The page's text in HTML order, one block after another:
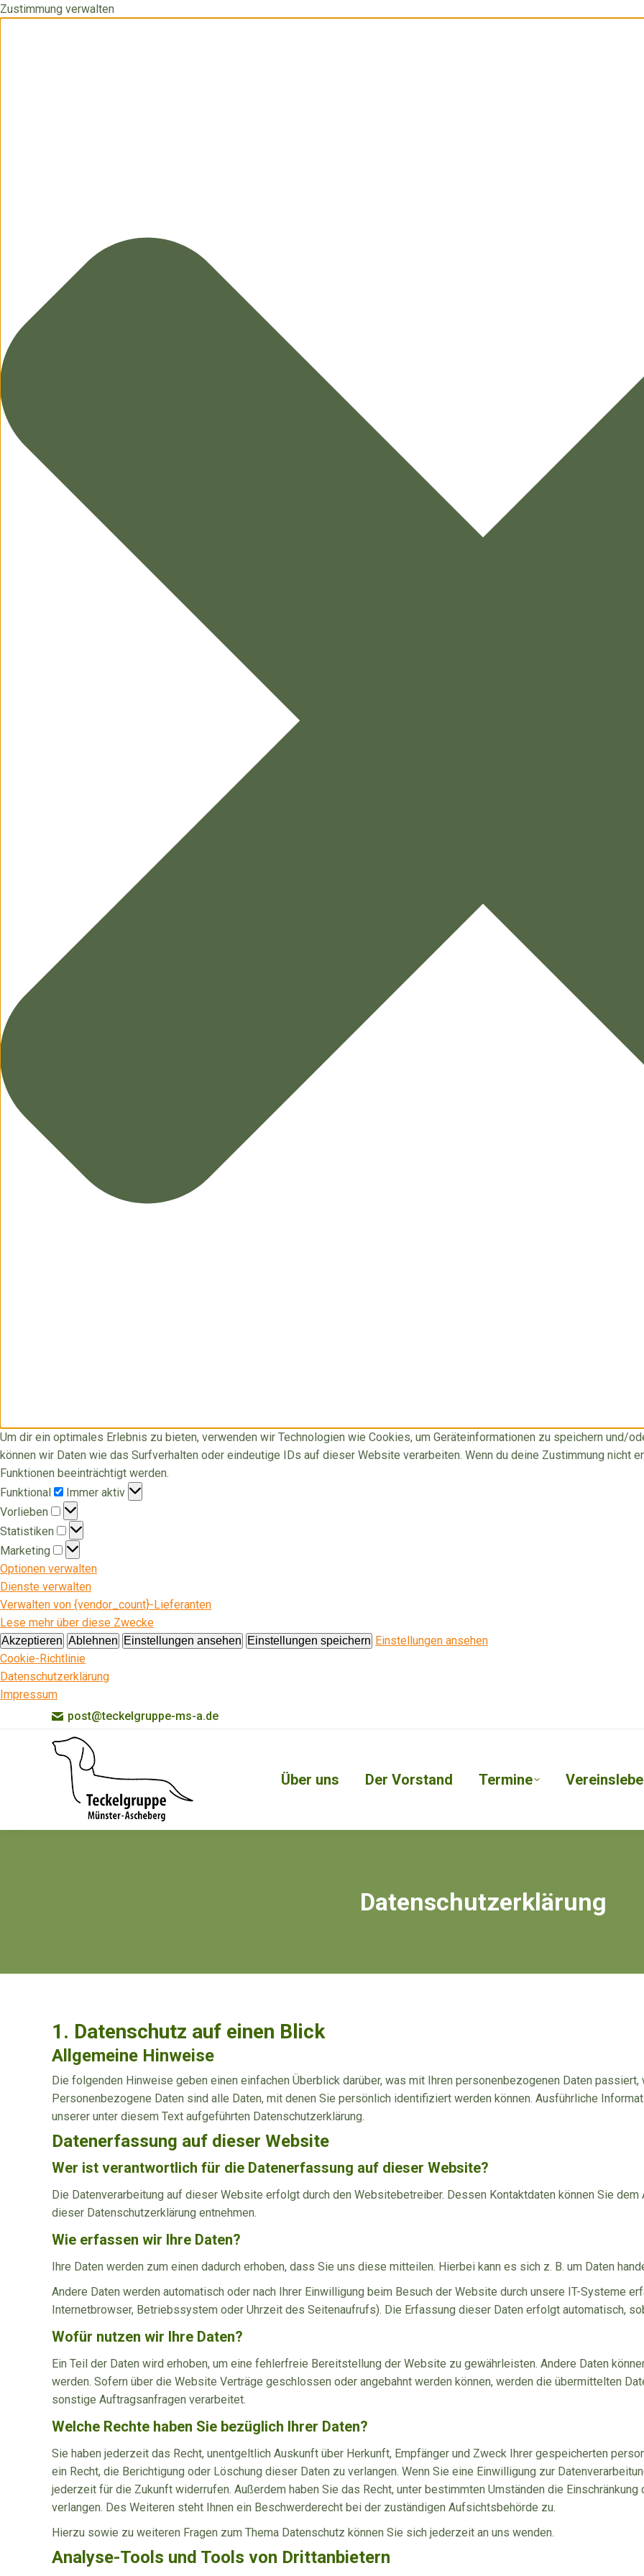
Zustimmung verwalten
Um dir ein optimales Erlebnis zu bieten, verwenden wir Technologien wie Cookies, um Geräteinformationen zu speichern und/
können wir Daten wie das Surfverhalten oder eindeutige IDs auf dieser Website verarbeiten. Wenn du deine Zustimmung nicht
Funktionen beeinträchtigt werden.
Funktional
Funktional
Immer aktiv
Vorlieben
Vorlieben
Statistiken
Statistiken
Marketing
Marketing
Optionen verwalten
Dienste verwalten
Verwalten von {vendor_count}-Lieferanten
Lese mehr über diese Zwecke
Akzeptieren Ablehnen Einstellungen ansehen Einstellungen speichern Einstellungen ansehen
Cookie-Richtlinie
Datenschutzerklärung
Impressum
post@teckelgruppe-ms-a.de
Über uns Der Vorstand Termine
Datenschutzerklärung
1. Datenschutz auf einen Blick
Allgemeine Hinweise
Die folgenden Hinweise geben einen einfachen Überblick darüber, was mit Ihren personenbezogenen Daten
Personenbezogene Daten sind alle Daten, mit denen Sie persönlich identifiziert werden können. Ausführliche
unserer unter diesem Text aufgeführten Datenschutzerklärung.
Datenerfassung auf dieser Website
Wer ist verantwortlich für die Datenerfassung auf dieser Website?
Die Datenverarbeitung auf dieser Website erfolgt durch den Websitebetreiber. Dessen Kontaktdaten können Sie
dieser Datenschutzerklärung entnehmen.
Wie erfassen wir Ihre Daten?
Ihre Daten werden zum einen dadurch erhoben, dass Sie uns diese mitteilen. Hierbei kann es sich z. B. um Daten
Andere Daten werden automatisch oder nach Ihrer Einwilligung beim Besuch der Website durch unsere IT-Systeme
Internetbrowser, Betriebssystem oder Uhrzeit des Seitenaufrufs). Die Erfassung dieser Daten erfolgt automatisch,
Wofür nutzen wir Ihre Daten?
Ein Teil der Daten wird erhoben, um eine fehlerfreie Bereitstellung der Website zu gewährleisten. Andere Daten
werden. Sofern über die Website Verträge geschlossen oder angebahnt werden können, werden die übermittelten
sonstige Auftragsanfragen verarbeitet.
Welche Rechte haben Sie bezüglich Ihrer Daten?
Sie haben jederzeit das Recht, unentgeltlich Auskunft über Herkunft, Empfänger und Zweck Ihrer gespeicherten
ein Recht, die Berichtigung oder Löschung dieser Daten zu verlangen. Wenn Sie eine Einwilligung zur
jederzeit für die Zukunft widerrufen. Außerdem haben Sie das Recht, unter bestimmten Umständen die
verlangen. Des Weiteren steht Ihnen ein Beschwerderecht bei der zuständigen Aufsichtsbehörde zu.
Hierzu sowie zu weiteren Fragen zum Thema Datenschutz können Sie sich jederzeit an uns wenden.
Analyse-Tools und Tools von Dritt­anbietern